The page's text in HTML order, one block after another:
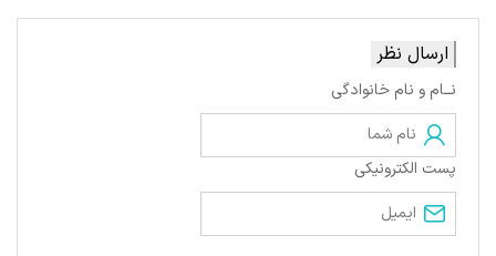
ارسال نظر
نــام و نام خانوادگی
پست الکترونیکی